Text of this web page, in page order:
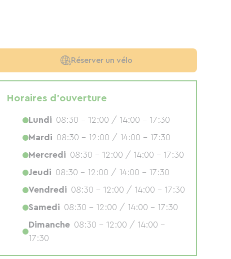
Réserver un vélo
Horaires d'ouverture
Lundi 08:30 - 12:00 / 14:00 - 17:30
Mardi 08:30 - 12:00 / 14:00 - 17:30
Mercredi 08:30 - 12:00 / 14:00 - 17:30
Jeudi 08:30 - 12:00 / 14:00 - 17:30
Vendredi 08:30 - 12:00 / 14:00 - 17:30
Samedi 08:30 - 12:00 / 14:00 - 17:30
Dimanche 08:30 - 12:00 / 14:00 -
17:30